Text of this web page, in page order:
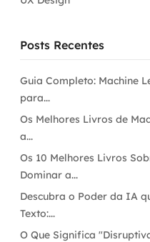
Posts Recentes
Guia Completo: Machine
para...
Os Melhores Livros de
a...
Os 10 Melhores Livros
Dominar a...
Descubra o Poder da IA
Texto:...
O Que Significa